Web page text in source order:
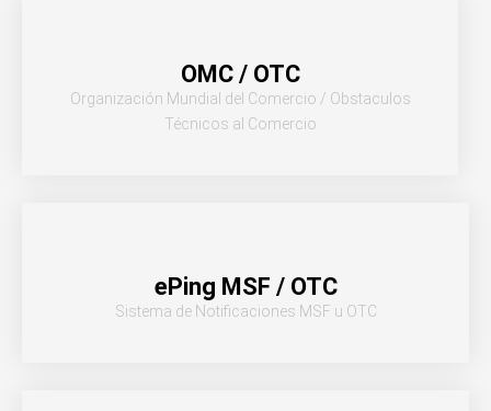
OMC / OTC
Organización Mundial del Comercio / Obstaculos
Técnicos al Comercio
ePing MSF / OTC
Sistema de Notificaciones MSF u OTC